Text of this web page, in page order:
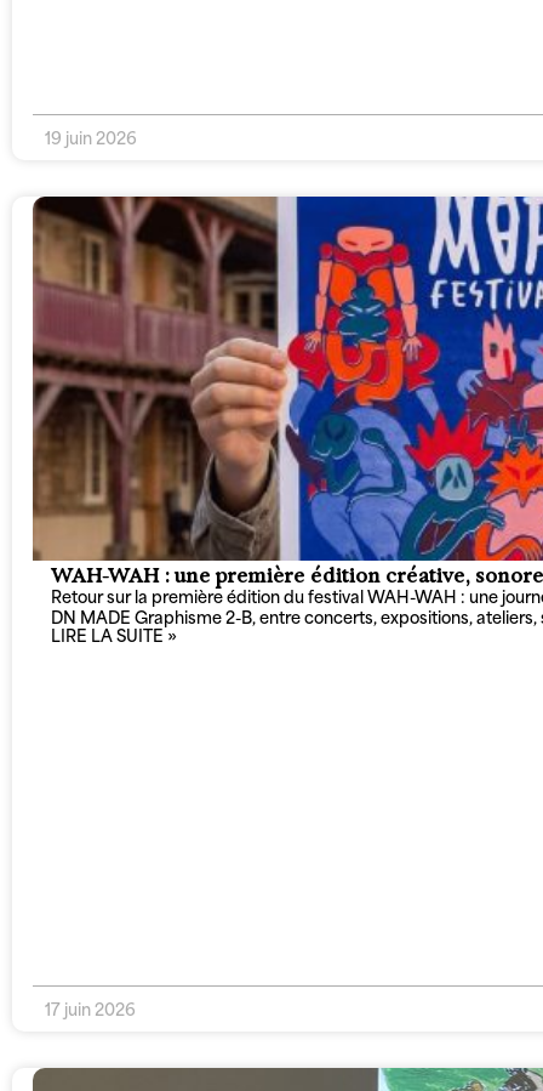
19 juin 2026
WAH-WAH : une première édition créative,
Retour sur la première édition du festival WAH-WAH : une
DN MADE Graphisme 2-B, entre concerts, expositions,
LIRE LA SUITE »
17 juin 2026